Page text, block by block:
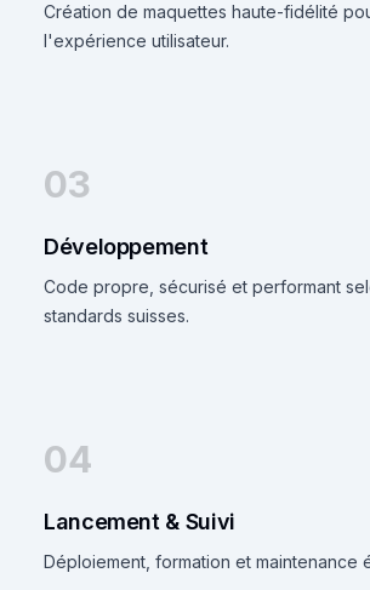
Création de maquettes haute-fidélité
l'expérience utilisateur.
03
Développement
Code propre, sécurisé et performant
standards suisses.
04
Lancement & Suivi
Déploiement, formation et maintenance